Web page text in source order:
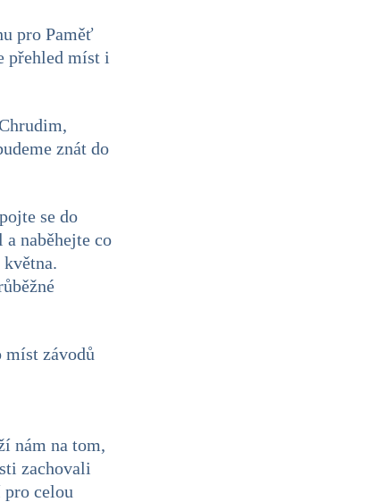
pro Paměť
přehled míst i
znát do
se do
naběhejte co
míst závodů
nám na tom,
zachovali
pro celou